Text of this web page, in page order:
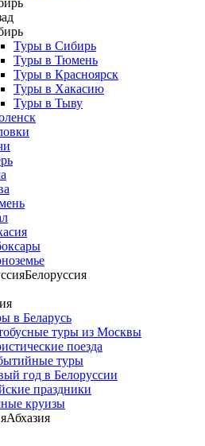
Туры в Сибирь
Туры в Тюмень
Туры в Красноярск
Туры в Хакасию
Туры в Тыву
Белоруссия
в Беларусь
туры из Москвы
поезда
туры
год в Белоруссии
праздники
круизы
Абхазия